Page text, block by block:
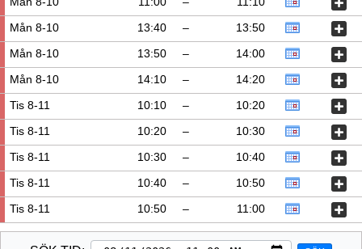
Mån 8-10
13:40 –
13:50
Mån 8-10
13:50 –
14:00
Mån 8-10
14:10 –
14:20
Tis 8-11
10:10 –
10:20
Tis 8-11
10:20 –
10:30
Tis 8-11
10:30 –
10:40
Tis 8-11
10:40 –
10:50
Tis 8-11
10:50 – 11:00